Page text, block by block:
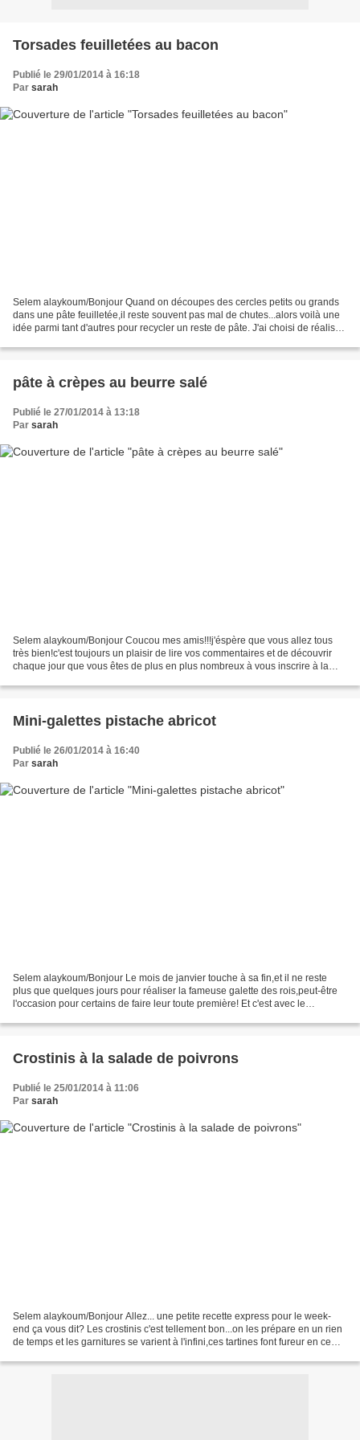
Torsades feuilletées au bacon
Publié le 29/01/2014 à 16:18
Par sarah
Selem alaykoum/Bonjour Quand on découpes des cercles petits ou grands
dans une pâte feuilletée,il reste souvent pas mal de chutes...alors voilà une
idée parmi tant d'autres pour recycler un reste de pâte. J'ai choisi de réaliser
pâte à crèpes au beurre salé
Publié le 27/01/2014 à 13:18
Par sarah
Selem alaykoum/Bonjour Coucou mes amis!!!j'éspère que vous allez tous
très bien!c'est toujours un plaisir de lire vos commentaires et de découvrir
chaque jour que vous êtes de plus en plus nombreux à vous inscrire à la
Mini-galettes pistache abricot
Publié le 26/01/2014 à 16:40
Par sarah
Selem alaykoum/Bonjour Le mois de janvier touche à sa fin,et il ne reste
plus que quelques jours pour réaliser la fameuse galette des rois,peut-être
l'occasion pour certains de faire leur toute première! Et c'est avec le
Crostinis à la salade de poivrons
Publié le 25/01/2014 à 11:06
Par sarah
Selem alaykoum/Bonjour Allez... une petite recette express pour le week-
end ça vous dit? Les crostinis c'est tellement bon...on les prépare en un rien
de temps et les garnitures se varient à l'infini,ces tartines font fureur en ce